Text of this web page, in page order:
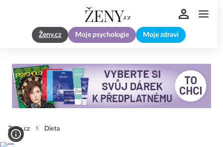
Ženy.cz Moje psychologie Moje zdraví
Zeny.cz Dieta